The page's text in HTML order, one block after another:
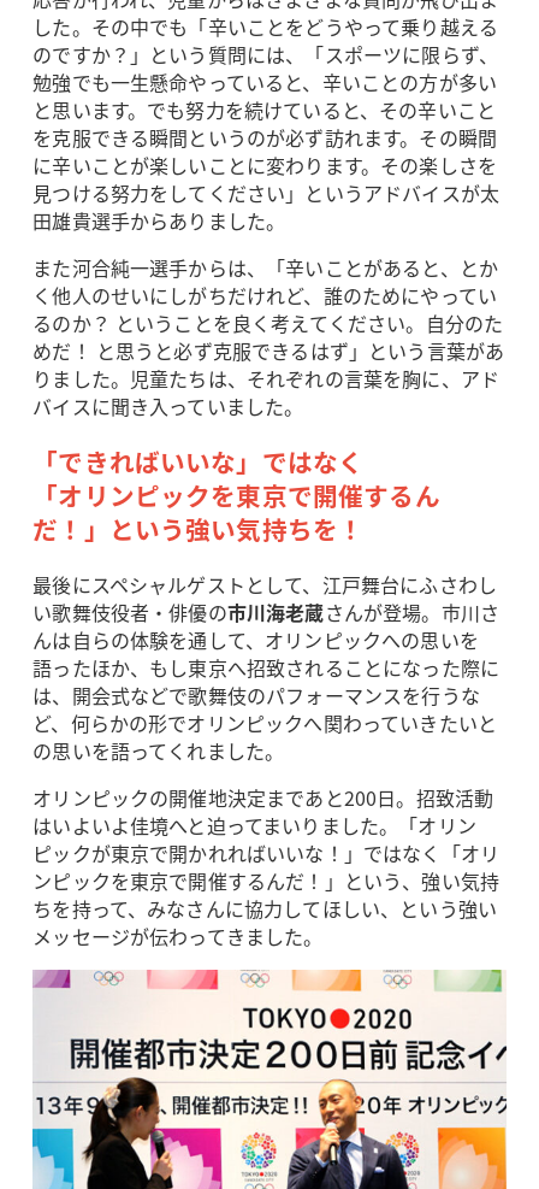
した。その中でも「辛いことをどうやって乗り越える
のですか？」という質問には、「スポーツに限らず、
勉強でも一生懸命やっていると、辛いことの方が多い
と思います。でも努力を続けていると、その辛いこと
を克服できる瞬間というのが必ず訪れます。その瞬間
に辛いことが楽しいことに変わります。その楽しさを
見つける努力をしてください」というアドバイスが太
田雄貴選手からありました。
また河合純一選手からは、「辛いことがあると、とか
く他人のせいにしがちだけれど、誰のためにやってい
るのか？ ということを良く考えてください。自分のた
めだ！ と思うと必ず克服できるはず」という言葉があ
りました。児童たちは、それぞれの言葉を胸に、アド
バイスに聞き入っていました。
「できればいいな」ではなく
「オリンピックを東京で開催するん
だ！」という強い気持ちを！
最後にスペシャルゲストとして、江戸舞台にふさわし
い歌舞伎役者・俳優の市川海老蔵さんが登場。市川さ
んは自らの体験を通して、オリンピックへの思いを
語ったほか、もし東京へ招致されることになった際に
は、開会式などで歌舞伎のパフォーマンスを行うな
ど、何らかの形でオリンピックへ関わっていきたいと
の思いを語ってくれました。
オリンピックの開催地決定まであと200日。招致活動
はいよいよ佳境へと迫ってまいりました。「オリン
ピックが東京で開かれればいいな！」ではなく「オリ
ンピックを東京で開催するんだ！」という、強い気持
ちを持って、みなさんに協力してほしい、という強い
メッセージが伝わってきました。